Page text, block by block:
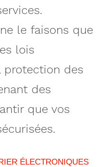
le faisons que
lois
protection des
des
que vos
ÉLECTRONIQUES